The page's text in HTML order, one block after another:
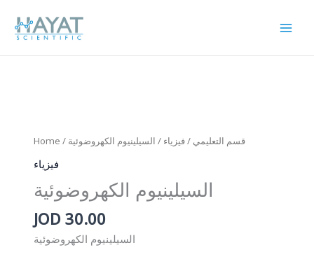
content
Home / قسم التعليمي /فيزياء / السيلينيوم الكهروضوئية
فيزياء
السيلينيوم الكهروضوئية
JOD 30.00
السيلينيوم الكهروضوئية